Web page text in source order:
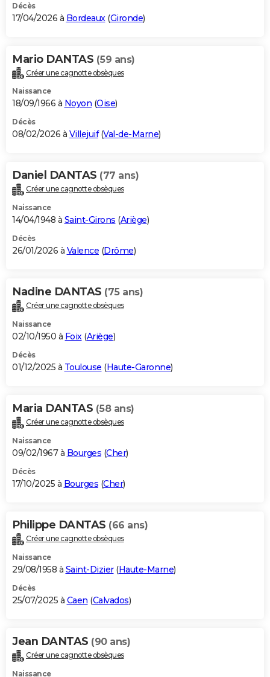
Décès
17/04/2026 à Bordeaux (Gironde)
Mario DANTAS (59 ans)
Créer une cagnotte obsèques
Naissance
18/09/1966 à Noyon (Oise)
Décès
08/02/2026 à Villejuif(Val-de-Marne)
Daniel DANTAS (77 ans)
Créer une cagnotte obsèques
Naissance
14/04/1948 à Saint-Girons (Ariège)
Décès
26/01/2026 à Valence (Drôme)
Nadine DANTAS (75 ans)
Créer une cagnotte obsèques
Naissance
02/10/1950 à Foix(Ariège)
Décès
01/12/2025 à Toulouse (Haute-Garonne)
Maria DANTAS (58 ans)
Créer une cagnotte obsèques
Naissance
09/02/1967 à Bourges (Cher)
Décès
17/10/2025 à Bourges (Cher)
Philippe DANTAS (66 ans)
Créer une cagnotte obsèques
Naissance
29/08/1958 à Saint-Dizier(Haute-Marne)
Décès
25/07/2025 à Caen (Calvados)
Jean DANTAS (90 ans)
Créer une cagnotte obsèques
Naissance